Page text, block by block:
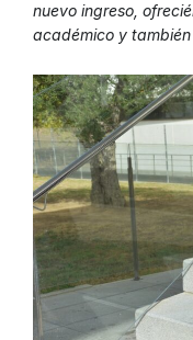
nuevo ingreso,
académico y